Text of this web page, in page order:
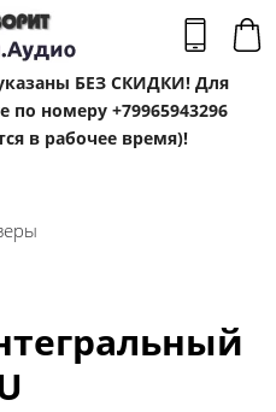
БЕЗ СКИДКИ! Для
номеру +79965943296
в рабочее время)!